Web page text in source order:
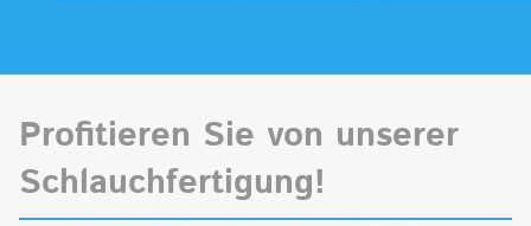
Profitieren Sie von unserer
Schlauchfertigung!